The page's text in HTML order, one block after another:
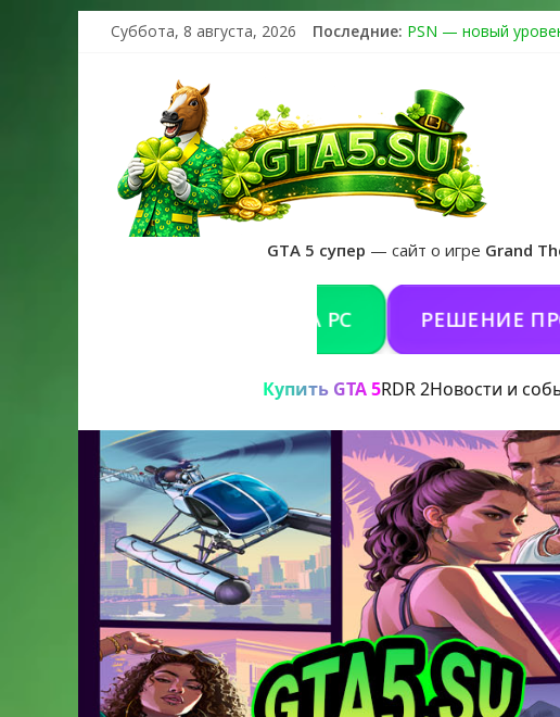
Суббота, 8 августа, 2026 Последние: PSN — новый
Получайте особые
GTA 6 официальная
GTA 5 супер — сайт о игре Grand
РЕШЕНИЕ ПРОБЛЕМ
Купить GTA 5RDR 2Новости и